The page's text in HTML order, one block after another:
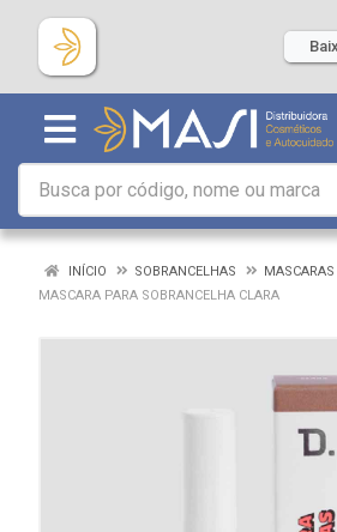
INÍCIO SOBRANCELHAS
MASCARAS
MASCARA PARA SOBRANCELHA CLARA